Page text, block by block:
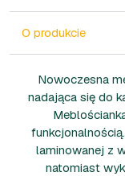
O produkcie
Nowoczesna
nadająca się do
laminowanej z
natomiast